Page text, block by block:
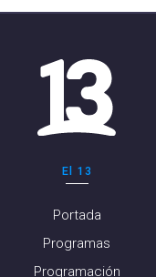
El 13
Portada
Programas
Programación